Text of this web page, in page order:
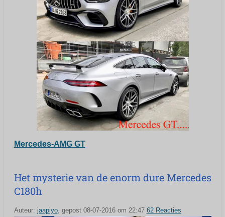
Mercedes-AMG GT
Het mysterie van de enorm dure Mercedes
C180h
Auteur: jaapiyo, gepost 08-07-2016 om 22:47 62 Reacties